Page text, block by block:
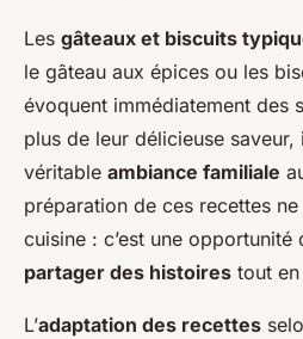
Les gâteaux et biscuits
le gâteau aux épices ou les
évoquent immédiatement des
plus de leur délicieuse
véritable ambiance familiale
préparation de ces recettes
cuisine : c’est une
partager des histoires tout
L’adaptation des recettes